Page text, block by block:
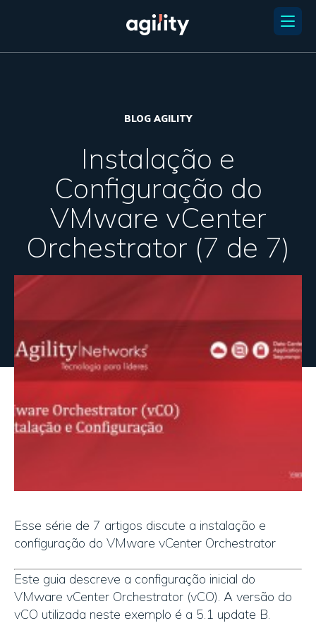
BLOG AGILITY
Instalação e
Configuração do
VMware vCenter
Orchestrator (7 de 7)
Esse série de 7 artigos discute a instalação e
configuração do VMware vCenter Orchestrator
Este guia descreve a configuração inicial do
VMware vCenter Orchestrator (vCO). A versão do
vCO utilizada neste exemplo é a 5.1 update B.